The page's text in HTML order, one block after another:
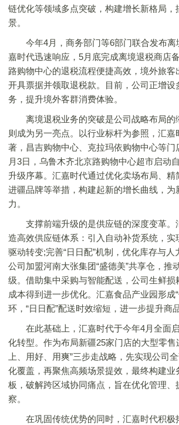
链优化等领域多点突破，构建增长新格局，
景。
今年4月，商务部门等6部门联合发布离
嘉时代迅速响应，5月底完成离境退税商店
路购物中心的退税流程便捷高效，境外旅客
开具票据并领取退税款。目前，公司正增设
务，提升境外客群消费体验。
离境退税业务的突破是公司战略布局的
则成为另一亮点。以行业标杆为参照，汇嘉
著，昌吉购物中心、克拉玛依购物中心等门
月3日，乌鲁木齐北京路购物中心超市启动
升级序幕。汇嘉时代通过优化卖场布局、
进疆品牌等举措，构建起新的增长曲线，为
力。
支撑前端升级的是供应链的深度变革。
造高效供应链体系：引入自动补货系统，实
驱动转变;完善“日日配”机制，优化库存与人
公司加盟河南大张集团“盛德美”共享仓，推
级。借助集中采购与智能配送，公司生鲜损
成本得到进一步优化。汇嘉食品产业园形成
环，“日日配”配送时效缩短，进一步提升商
在此基础上，汇嘉时代于今年4月全面
化转型。作为布局新疆25家门店的大型零售
上、用好、用爽”三步走战略，先实现公司
化覆盖，再聚焦高频场景提效，最终构建业
板，破解跨区域协同痛点，旨在优化管理、
察。
在巩固传统优势的同时，汇嘉时代积极